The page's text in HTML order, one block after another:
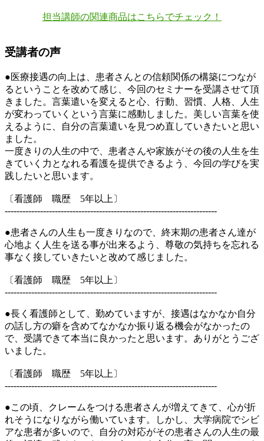
担当講師の関連商品はこちらでチェック！
受講者の声
●医療接遇の向上は、患者さんとの信頼関係の構築につなが
るということを改めて感じ、今回のセミナーを受講させて頂
きました。言葉遣いを変えると心、行動、習慣、人格、人生
が変わっていくという言葉に感動しました。美しい言葉を使
えるように、自分の言葉遣いを見つめ直していきたいと思い
ました。
一度きりの人生の中で、患者さんや家族がその後の人生を生
きていく力となれる看護を提供できるよう、今回の学びを実
践したいと思います。
〔看護師 職歴 5年以上〕
------------------------------------------------------------------------
●患者さんの人生も一度きりなので、終末期の患者さん達が
心地よく人生を送る事が出来るよう、尊敬の気持ちを忘れる
事なく接していきたいと改めて感じました。
〔看護師 職歴 5年以上〕
------------------------------------------------------------------------
●長く看護師として、勤めていますが、接遇はなかなか自分
の話し方の癖を含めてなかなか振り返る機会がなかったの
で、受講できて本当に良かったと思います。ありがとうござ
いました。
〔看護師 職歴 5年以上〕
------------------------------------------------------------------------
●この頃、クレームをつける患者さんが増えてきて、心が折
れそうになりながら働いています。しかし、大学病院でシビ
アな患者が多いので、自分の対応がその患者さんの人生の最